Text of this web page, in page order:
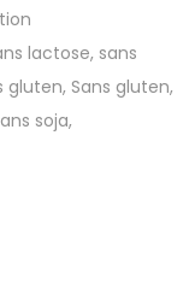
lactose, sans
gluten, Sans gluten,
soja,